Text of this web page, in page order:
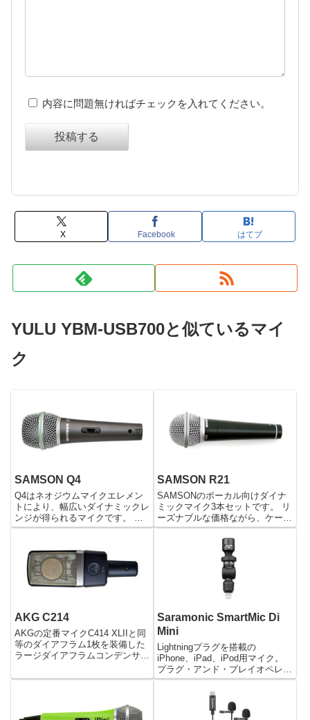
内容に問題無ければチェックを入れてください。
投稿する
X Facebook はてブ
YULU YBM-USB700と似ているマイ
ク
SAMSON Q4
Q4はネオジウムマイクエレメン
トにより、幅広いダイナミックレ
ンジが得られるマイクです。 ス
ーパーカーディオイドのピックア
ンドながら音の被りを抑えます。
また、最大SPLが高く、出力レベ
ルの高い楽器にも対応します...
SAMSON R21
SAMSONのボーカル向けダイナ
ミックマイク3本セットです。 リ
ーズナブルな価格ながら、ケーブ
ル、マイクホルダーが付属。 ラ
イブやプレゼンテーションに最
AKG C214
AKGの定番マイクC414 XLIIと同
等のダイアフラム1枚を装備した
ラージダイアフラムコンデンサー
こと、ギターやパーカッション、
レベルの高いソー...
Saramonic SmartMic Di
Mini
Lightningプラグを搭載の
iPhone、iPad、iPod用マイク。
プラグ・アンド・プレイオペレー
ションにより接続するだけで簡単
に使用することができます。 角
度調節が可能なので柔軟なレコー
ディングが可能。 環境音に由来